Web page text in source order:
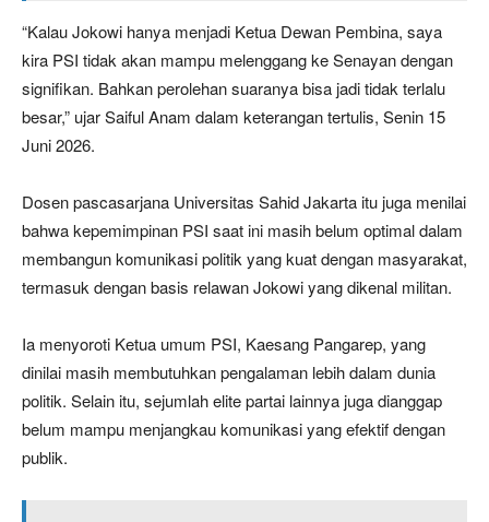
“Kalau Jokowi hanya menjadi Ketua Dewan Pembina, saya
kira PSI tidak akan mampu melenggang ke Senayan dengan
signifikan. Bahkan perolehan suaranya bisa jadi tidak terlalu
besar,” ujar Saiful Anam dalam keterangan tertulis, Senin 15
Juni 2026.
Dosen pascasarjana Universitas Sahid Jakarta itu juga menilai
bahwa kepemimpinan PSI saat ini masih belum optimal dalam
membangun komunikasi politik yang kuat dengan masyarakat,
termasuk dengan basis relawan Jokowi yang dikenal militan.
Ia menyoroti Ketua umum PSI, Kaesang Pangarep, yang
dinilai masih membutuhkan pengalaman lebih dalam dunia
politik. Selain itu, sejumlah elite partai lainnya juga dianggap
belum mampu menjangkau komunikasi yang efektif dengan
publik.